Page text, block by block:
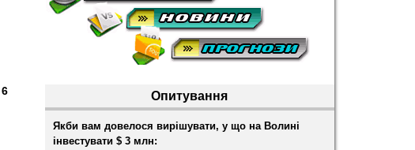
6
Опитування
Якби вам довелося вирішувати, у що на Волині
інвестувати $ 3 млн: